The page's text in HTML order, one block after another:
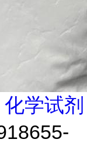
化学试剂